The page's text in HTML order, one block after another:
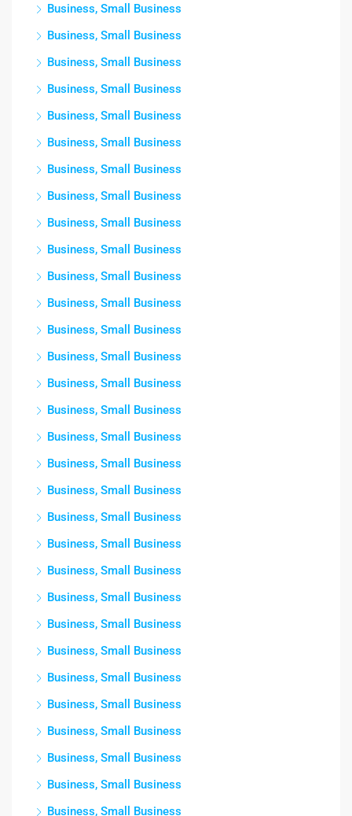
Business, Small Business
Business, Small Business
Business, Small Business
Business, Small Business
Business, Small Business
Business, Small Business
Business, Small Business
Business, Small Business
Business, Small Business
Business, Small Business
Business, Small Business
Business, Small Business
Business, Small Business
Business, Small Business
Business, Small Business
Business, Small Business
Business, Small Business
Business, Small Business
Business, Small Business
Business, Small Business
Business, Small Business
Business, Small Business
Business, Small Business
Business, Small Business
Business, Small Business
Business, Small Business
Business, Small Business
Business, Small Business
Business, Small Business
Business, Small Business
Business, Small Business